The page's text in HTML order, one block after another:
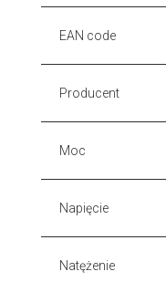
EAN code
Producent
Moc
Napięcie
Natężenie